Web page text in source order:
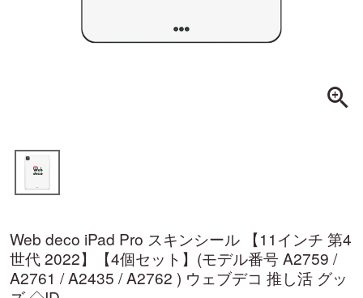
Web deco iPad Pro スキンシール 【11インチ 第4
世代 2022】【4個セット】(モデル番号 A2759 /
A2761 / A2435 / A2762 ) ウェブデコ 推し活 グッ